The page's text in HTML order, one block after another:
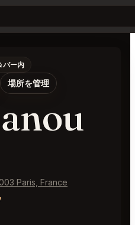
バー内
場所を管理
Paris, France